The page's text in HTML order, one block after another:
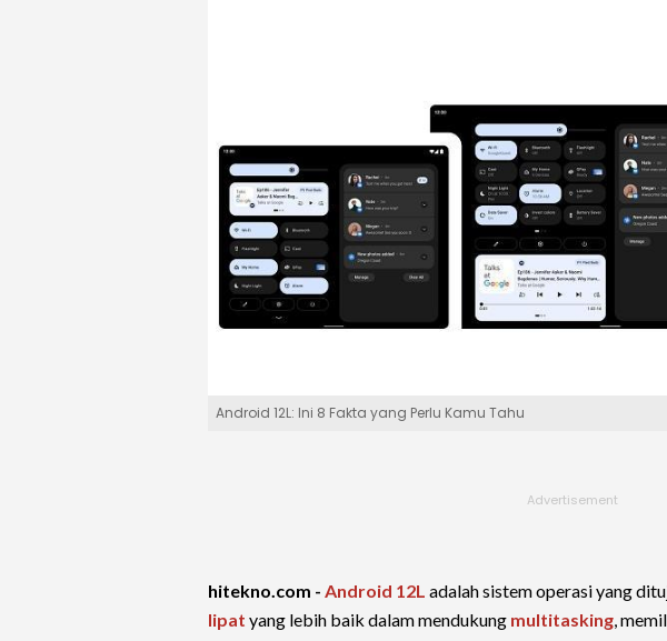
Android 12L: Ini 8 Fakta yang Perlu Kamu Tahu
hitekno.com - Android 12L adalah sistem operasi yang
lipat yang lebih baik dalam mendukung multitasking,